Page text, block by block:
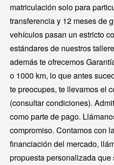
matriculación solo para
transferencia y 12 meses de
vehículos pasan un estricto
estándares de nuestros
además te ofrecemos
o 1000 km, lo que antes
te preocupes, te llevamos el
(consultar condiciones).
como parte de pago.
compromiso. Contamos con
financiación del mercado,
propuesta personalizada que